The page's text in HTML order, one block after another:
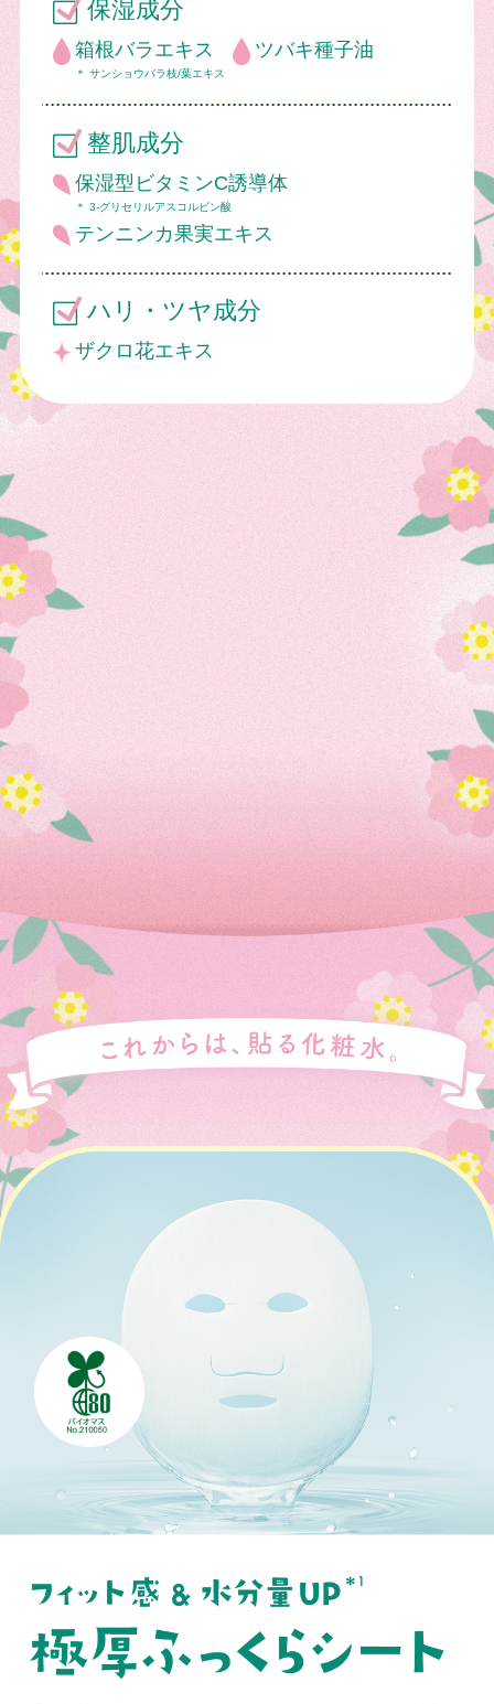
保湿成分
箱根バラエキス
＊ サンショウバラ枝/葉エキス
ツバキ種子油
整肌成分
保湿型ビタミンC誘導体
＊ 3-グリセリルアスコルビン酸
テンニンカ果実エキス
ハリ・ツヤ成分
ザクロ花エキス